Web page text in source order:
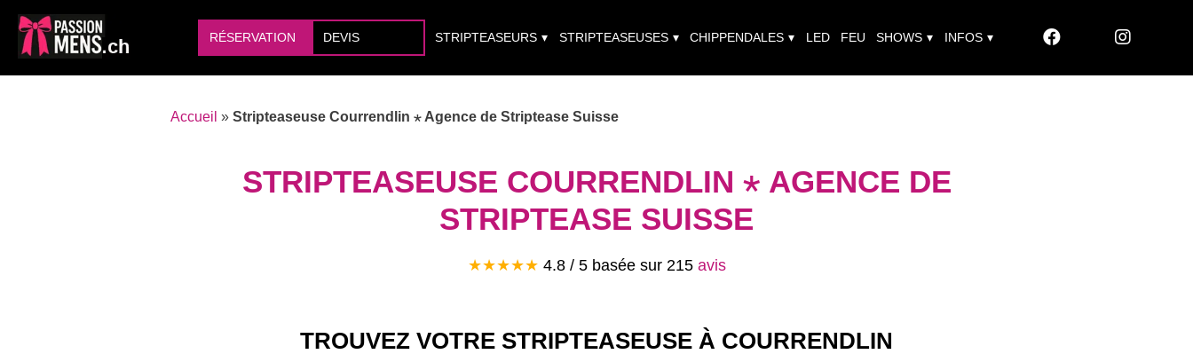
RÉSERVATION DEVIS STRIPTEASEURS STRIPTEASEUSES CHIPPENDALES LED FEU SHOWS INFOS
Accueil » Stripteaseuse Courrendlin ⋆ Agence de Striptease Suisse
STRIPTEASEUSE COURRENDLIN ⋆ AGENCE DE
STRIPTEASE SUISSE
★★★★★ 4.8 / 5 basée sur 215 avis
TROUVEZ VOTRE STRIPTEASEUSE À COURRENDLIN